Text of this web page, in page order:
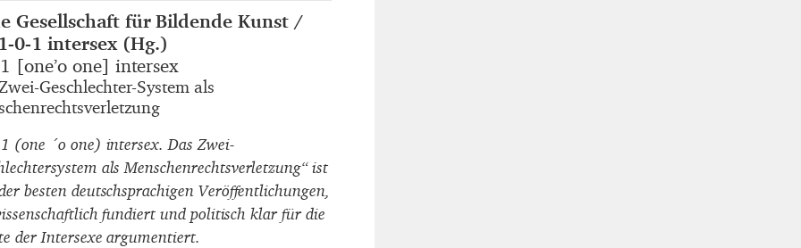
Gesellschaft für Bildende Kunst /
0-1 intersex (Hg.)
[one’o one] intersex
Geschlechter-System als
(one ´o one) intersex. Das Zwei-
als Menschenrechtsverletzung“ ist
besten deutschsprachigen Veröffentlichungen,
fundiert und politisch klar für die
der Intersexe argumentiert.